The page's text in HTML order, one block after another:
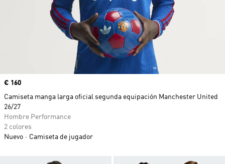
Precio
€ 160
Camiseta manga larga oficial segunda equipación Manchester United
26/27
Hombre Performance
2 colores
Nuevo
Camiseta de jugador